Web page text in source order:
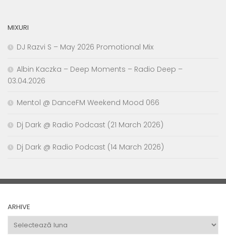
MIXURI
DJ Razvi S – May 2026 Promotional Mix
Albin Kaczka – Deep Moments – Radio Deep –
03.04.2026
Mentol @ DanceFM Weekend Mood 066
Dj Dark @ Radio Podcast (21 March 2026)
Dj Dark @ Radio Podcast (14 March 2026)
ARHIVE
Arhive